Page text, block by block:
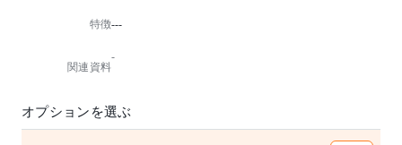
⬛️FX315・316・317WPは脚間寸法を変えることができ
⬛️長手方向の面型には、天然木のラインを模した加工
※材種が選べる商品は、材種によって価格が異なりま
す。
※天然木につき小節などが入る場合があります。
特徴---
関連資料
-
オプションを選ぶ